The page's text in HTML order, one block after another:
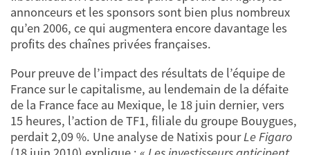
annonceurs et les sponsors sont bien plus nombreux
qu’en 2006, ce qui augmentera encore davantage les
profits des chaînes privées françaises.
Pour preuve de l’impact des résultats de l’équipe de
France sur le capitalisme, au lendemain de la défaite
de la France face au Mexique, le 18 juin dernier, vers
15 heures, l’action de TF1, filiale du groupe Bouygues,
perdait 2,09 %. Une analyse de Natixis pourLe Figaro